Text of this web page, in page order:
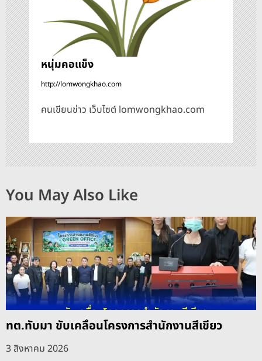
หนุ่มคอแข็ง
http://lomwongkhao.com
คนเขียนข่าว เว็บไซต์ lomwongkhao.com
You May Also Like
ทต.ทับมา ขับเคลื่อนโครงการสำนักงานสีเขียว
3 สิงหาคม 2026